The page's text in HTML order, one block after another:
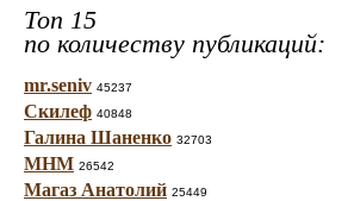
Топ 15
по количеству публикаций:
mr.seniv 45237
Скилеф 40848
Галина Шаненко 32703
МНМ 26542
Магаз Анатолий 25449